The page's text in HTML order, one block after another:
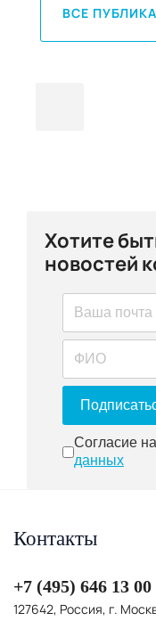
ВСЕ
Хотите
новостей
Согласие
Согласие на
данных
Контакты
+7 (495) 646 13 00
127642, Россия, г.